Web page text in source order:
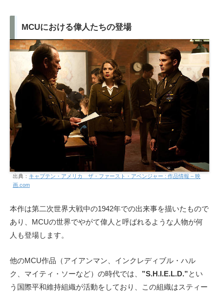
MCUにおける偉人たちの登場
出典： キャプテン・アメリカ ザ・ファースト・アベンジャー : 作品情報 – 映
画.com
本作は第二次世界大戦中の1942年での出来事を描いたもので
あり、MCUの世界でやがて偉人と呼ばれるような人物が何
人も登場します。
他のMCU作品（アイアンマン、インクレディブル・ハル
ク、マイティ・ソーなど）の時代では、 ”S.H.I.E.L.D.”とい
う国際平和維持組織が活動をしており、この組織はスティー